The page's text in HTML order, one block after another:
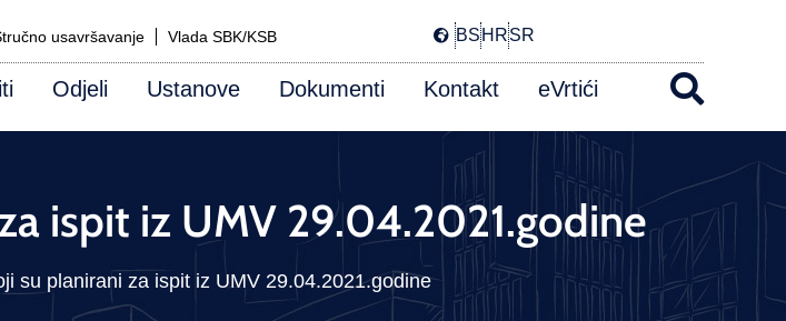
usavršavanje Vlada SBK/KSB BSHRSR
Odjeli Ustanove Dokumenti Kontakt eVrtići
ispit iz UMV 29.04.2021.godine
su planirani za ispit iz UMV 29.04.2021.godine